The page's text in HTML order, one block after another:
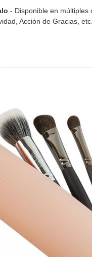
- Disponible en múltiples
Acción de Gracias, etc.